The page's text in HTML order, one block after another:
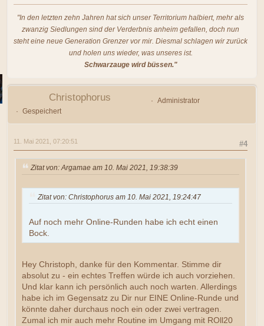
"In den letzten zehn Jahren hat sich unser Territorium halbiert, mehr als
zwanzig Siedlungen sind der Verderbnis anheim gefallen, doch nun
steht eine neue Generation Grenzer vor mir. Diesmal schlagen wir zurück
und holen uns wieder, was unseres ist.
Schwarzauge wird büssen."
Christophorus
Administrator
Gespeichert
#4
11. Mai 2021, 07:20:51
Zitat von: Argamae am 10. Mai 2021, 19:38:39
Zitat von: Christophorus am 10. Mai 2021, 19:24:47
Auf noch mehr Online-Runden habe ich echt einen
Bock.
Hey Christoph, danke für den Kommentar. Stimme dir
absolut zu - ein echtes Treffen würde ich auch vorziehen.
Und klar kann ich persönlich auch noch warten. Allerdings
habe ich im Gegensatz zu Dir nur EINE Online-Runde und
könnte daher durchaus noch ein oder zwei vertragen.
Zumal ich mir auch mehr Routine im Umgang mit ROll20